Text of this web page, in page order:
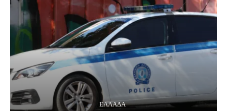
ΕΛΛΑΔΑ